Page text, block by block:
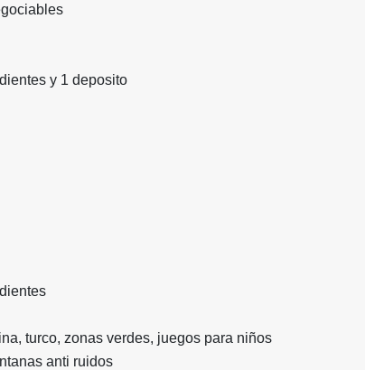
y 1 deposito
turco, zonas verdes, juegos para niños
anti ruidos